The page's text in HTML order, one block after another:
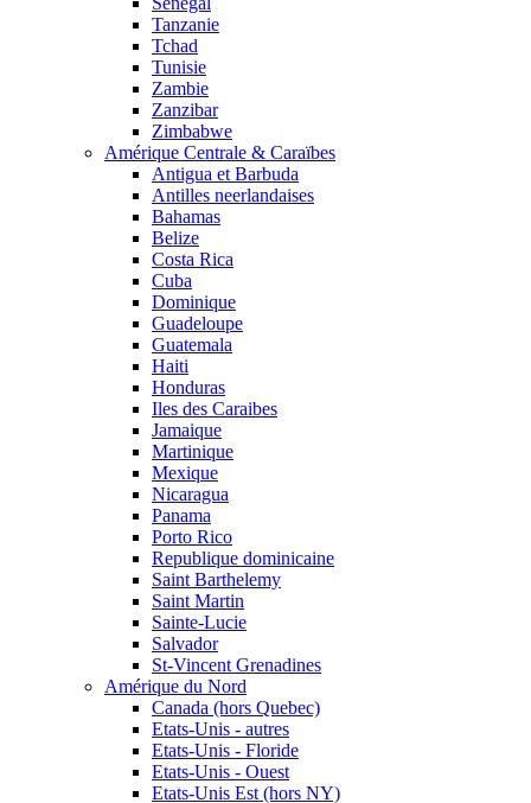
Tanzanie
Tchad
Tunisie
Zambie
Zanzibar
Zimbabwe
Amérique Centrale & Caraïbes
Antigua et Barbuda
Antilles neerlandaises
Bahamas
Belize
Costa Rica
Cuba
Dominique
Guadeloupe
Guatemala
Haiti
Honduras
Iles des Caraibes
Jamaique
Martinique
Mexique
Nicaragua
Panama
Porto Rico
Republique dominicaine
Saint Barthelemy
Saint Martin
Sainte-Lucie
Salvador
St-Vincent Grenadines
Amérique du Nord
Canada (hors Quebec)
Etats-Unis - autres
Etats-Unis - Floride
Etats-Unis - Ouest
Etats-Unis Est (hors NY)